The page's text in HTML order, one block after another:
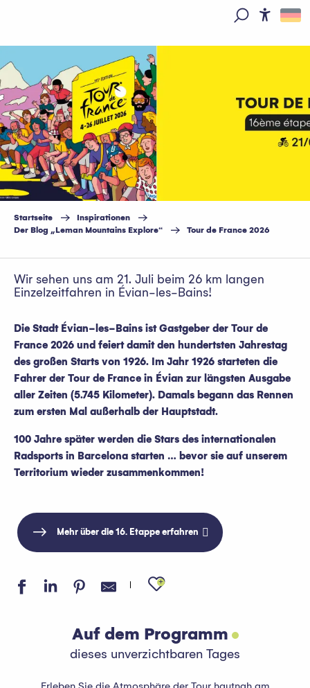
principal
Startseite
Inspirationen
Der Blog „Leman Mountains Explore“
Tour de France 2026
Tour de France 2026
Wir sehen uns am 21. Juli beim 26 km langen
Einzelzeitfahren in Évian-les-Bains!
Die Stadt Évian-les-Bains ist Gastgeber der Tour de
France 2026 und feiert damit den hundertsten Jahrestag
des großen Starts von 1926. Im Jahr 1926 starteten die
Fahrer der Tour de France in Évian zur längsten Ausgabe
aller Zeiten (5.745 Kilometer). Damals begann das Rennen
zum ersten Mal außerhalb der Hauptstadt.
100 Jahre später werden die Stars des internationalen
Radsports in Barcelona starten … bevor sie auf unserem
Territorium wieder zusammenkommen!
Mehr über die 16. Etappe erfahren
Ajouter aux
Auf dem Programm
dieses unverzichtbaren Tages